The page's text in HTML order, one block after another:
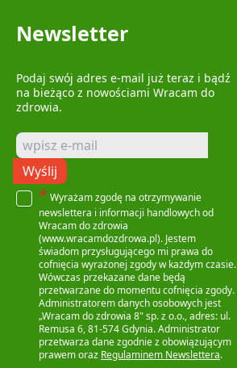
Newsletter
Podaj swój adres e-mail już teraz i bądź
na bieżąco z nowościami Wracam do
zdrowia.
Wyślij
* Wyrażam zgodę na otrzymywanie
newslettera i informacji handlowych od
Wracam do zdrowia
(www.wracamdozdrowa.pl). Jestem
świadom przysługującego mi prawa do
cofnięcia wyrażonej zgody w każdym czasie.
Wówczas przekazane dane będą
przetwarzane do momentu cofnięcia zgody.
Administratorem danych osobowych jest
„Wracam do zdrowia 8" sp. z o.o., adres: ul.
Remusa 6, 81-574 Gdynia. Administrator
przetwarza dane zgodnie z obowiązującym
prawem oraz Regulaminem Newslettera.